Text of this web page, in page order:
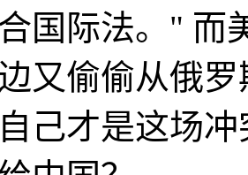
国际法。" 而
又偷偷从俄
己才是这场